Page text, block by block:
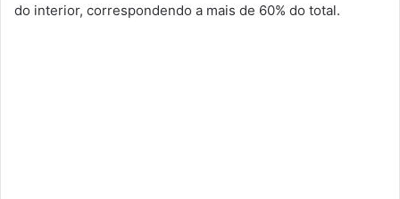
do interior, correspondendo a mais de 60% do total.